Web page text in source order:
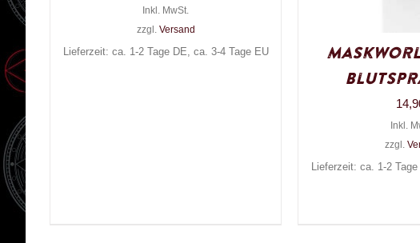
Inkl. MwSt.
zzgl. Versand
Lieferzeit: ca. 1-2 Tage DE, ca. 3-4 Tage EU
Inkl.
zzgl.
Lieferzeit: ca. 1-2